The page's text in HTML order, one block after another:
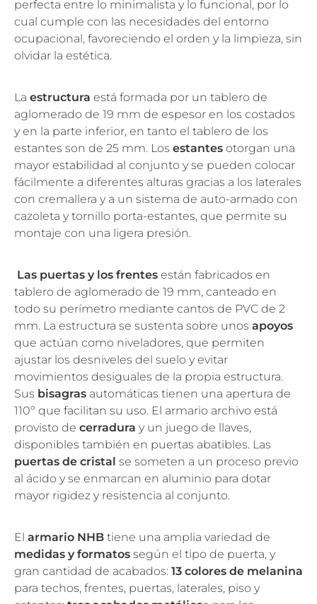
perfecta entre lo minimalista y lo funcional, por lo
cual cumple con las necesidades del entorno
ocupacional, favoreciendo el orden y la limpieza, sin
olvidar la estética.
La estructura está formada por un tablero de
aglomerado de 19 mm de espesor en los costados
y en la parte inferior, en tanto el tablero de los
estantes son de 25 mm. Los estantes otorgan una
mayor estabilidad al conjunto y se pueden colocar
fácilmente a diferentes alturas gracias a los laterales
con cremallera y a un sistema de auto-armado con
cazoleta y tornillo porta-estantes, que permite su
montaje con una ligera presión.
Las puertas y los frentes están fabricados en
tablero de aglomerado de 19 mm, canteado en
todo su perímetro mediante cantos de PVC de 2
mm. La estructura se sustenta sobre unos apoyos
que actúan como niveladores, que permiten
ajustar los desniveles del suelo y evitar
movimientos desiguales de la propia estructura.
Sus bisagras automáticas tienen una apertura de
110º que facilitan su uso. El armario archivo está
provisto de cerradura y un juego de llaves,
disponibles también en puertas abatibles. Las
puertas de cristal se someten a un proceso previo
al ácido y se enmarcan en aluminio para dotar
mayor rigidez y resistencia al conjunto.
El armario NHB tiene una amplia variedad de
medidas y formatos según el tipo de puerta, y
gran cantidad de acabados: 13 colores de melanina
para techos, frentes, puertas, laterales, piso y